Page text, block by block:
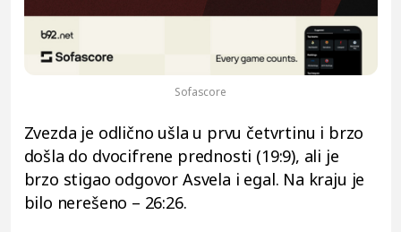
Sofascore
Zvezda je odlično ušla u prvu četvrtinu i brzo
došla do dvocifrene prednosti (19:9), ali je
brzo stigao odgovor Asvela i egal. Na kraju je
bilo nerešeno – 26:26.